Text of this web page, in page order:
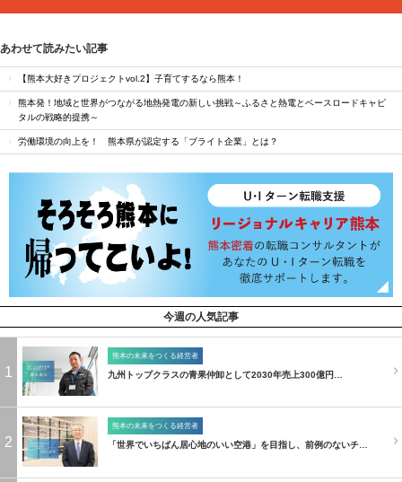
あわせて読みたい記事
【熊本大好きプロジェクトvol.2】子育てするなら熊本！
熊本発！地域と世界がつながる地熱発電の新しい挑戦～ふるさと熱電とベースロードキャピ
タルの戦略的提携～
労働環境の向上を！ 熊本県が認定する「ブライト企業」とは？
今週の人気記事
1
熊本の未来をつくる経営者
九州トップクラスの青果仲卸として2030年売上300億円…
2
熊本の未来をつくる経営者
「世界でいちばん居心地のいい空港」を目指し、前例のないチ…